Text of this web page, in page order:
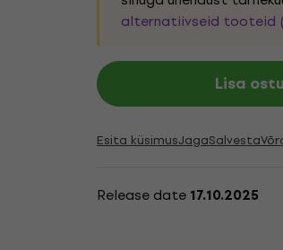
alternatiivseid tooteid
Lisa
Esita küsimusJagaSalvesta
Release date 17.10.2025